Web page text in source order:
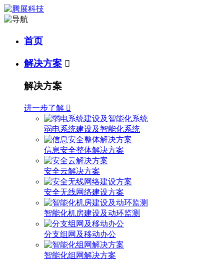
首页
解决方案 
解决方案
进一步了解 
弱电系统建设及智能化系统
信息安全整体解决方案
安全云解决方案
安全无线网络建设方案
智能化机房建设及动环监测
分支组网及移动办公
智能化组网解决方案